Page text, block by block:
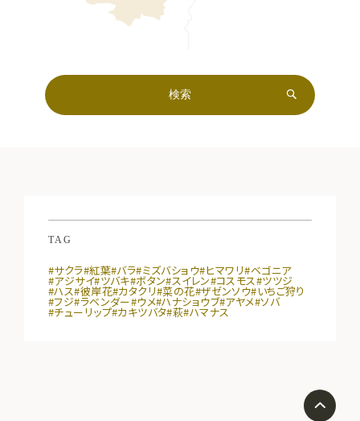
TAG
#サクラ#紅葉#バラ#ミズバショウ#ヒマワリ#ベゴニア
#アジサイ#ツバキ#ボタン#スイレン#コスモス#ツツジ
#ハス#彼岸花#カタクリ#菜の花#ザゼンソウ#いちご狩り
#フジ#ラベンダー#ウメ#ハナショウブ#アヤメ#ソバ
#チューリップ#カキツバタ#萩#ハマナス